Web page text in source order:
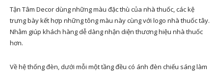
Tận Tâm Decor dùng những màu đặc thù của nhà thuốc, các kệ
trưng bày kết hợp những tông màu này cùng với logo nhà thuốc tây.
Nhằm giúp khách hàng dễ dàng nhận diện thương hiệu nhà thuốc
hơn.
Về hệ thống đèn, dưới mỗi một tầng đều có ánh đèn chiếu sáng làm